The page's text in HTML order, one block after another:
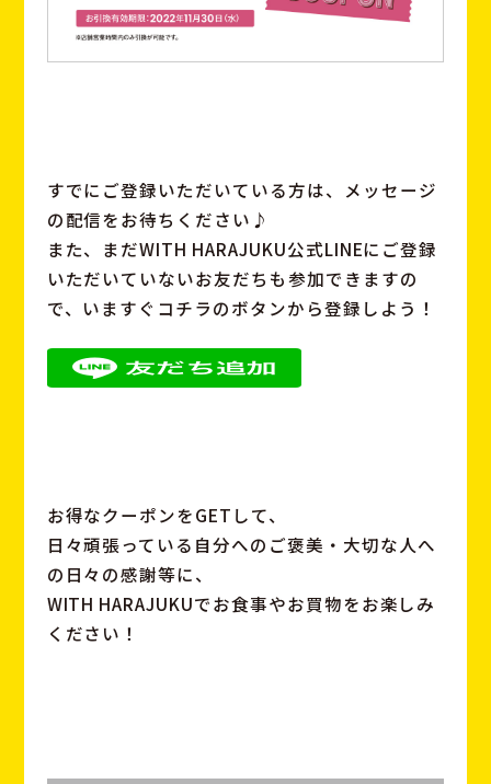
すでにご登録いただいている方は、メッセージ
の配信をお待ちください♪
また、まだWITH HARAJUKU公式LINEにご登録
いただいていないお友だちも参加できますの
で、いますぐコチラのボタンから登録しよう！
お得なクーポンをGETして、
日々頑張っている自分へのご褒美・大切な人へ
の日々の感謝等に、
WITH HARAJUKUでお食事やお買物をお楽しみ
ください！